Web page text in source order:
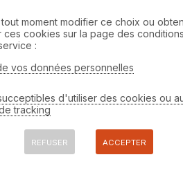
79 Circuit A Vaudelnay
randonnée équestre reliant
Bellay (49) à Aulnay (17) en
les deux-sèvres »
moment modifier ce choix ou
ces cookies sur la page des
:
vos données personnelles
d'utiliser des cookies ou
tracking
REFUSER ACCEPTER